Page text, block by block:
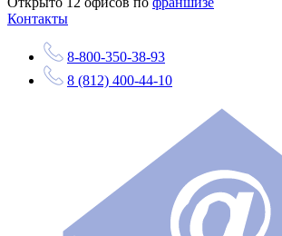
Контакты
8-800-350-38-93
8 (812) 400-44-10